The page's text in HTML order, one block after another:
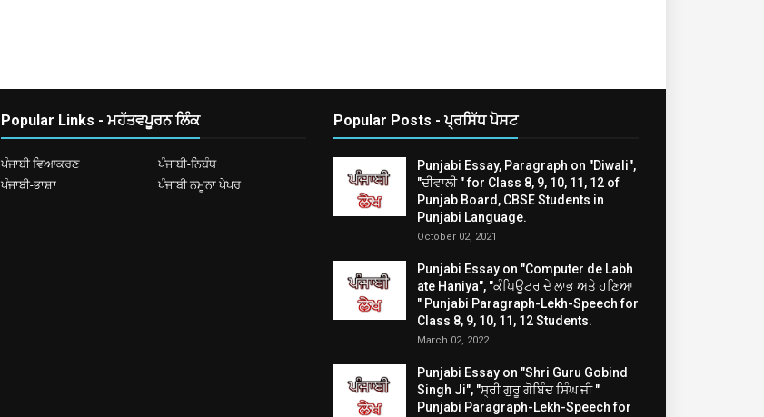
Popular Links - ਮਹੱਤਵਪੂਰਨ ਲਿੰਕ
ਪੰਜਾਬੀ ਵਿਆਕਰਣ
ਪੰਜਾਬੀ-ਨਿਬੰਧ
ਪੰਜਾਬੀ-ਭਾਸ਼ਾ
ਪੰਜਾਬੀ ਨਮੂਨਾ ਪੇਪਰ
Popular Posts - ਪ੍ਰਸਿੱਧ ਪੋਸਟ
Punjabi Essay, Paragraph on "Diwali",
"ਦੀਵਾਲੀ " for Class 8, 9, 10, 11, 12 of
Punjab Board, CBSE Students in
Punjabi Language.
October 02, 2021
Punjabi Essay on "Computer de Labh
ate Haniya", "ਕੰਪਿਊਟਰ ਦੇ ਲਾਭ ਅਤੇ ਹਣਿਆ
" Punjabi Paragraph-Lekh-Speech for
Class 8, 9, 10, 11, 12 Students.
March 02, 2022
Punjabi Essay on "Shri Guru Gobind
Singh Ji", "ਸ੍ਰੀ ਗੁਰੂ ਗੋਬਿੰਦ ਸਿੰਘ ਜੀ "
Punjabi Paragraph-Lekh-Speech for